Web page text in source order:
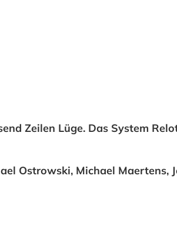
Zeilen Lüge. Das System
Ostrowski, Michael Maertens,